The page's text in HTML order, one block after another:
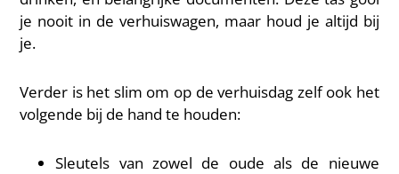
je nooit in de verhuiswagen, maar houd je altijd bij
je.
Verder is het slim om op de verhuisdag zelf ook het
volgende bij de hand te houden:
Sleutels van zowel de oude als de nieuwe